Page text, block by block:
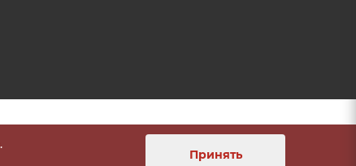
Принять